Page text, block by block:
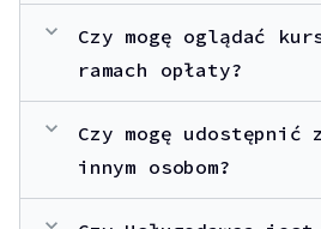
expand_more
Czy mogę oglądać
ramach opłaty?
expand_more
Czy mogę
innym osobom?